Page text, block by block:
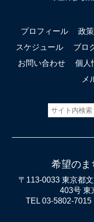
プロフィール 政策
スケジュール
ブロ
お問い合わせ
個人
メ
希望のま
〒113-0033 東京都
403号 東
TEL 03-5802-